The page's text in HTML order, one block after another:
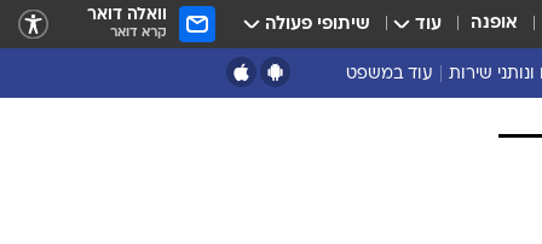
אופנה עוד שיתופי פעולה וואלה דואר
קרא דואר
שירות עוד במשפט